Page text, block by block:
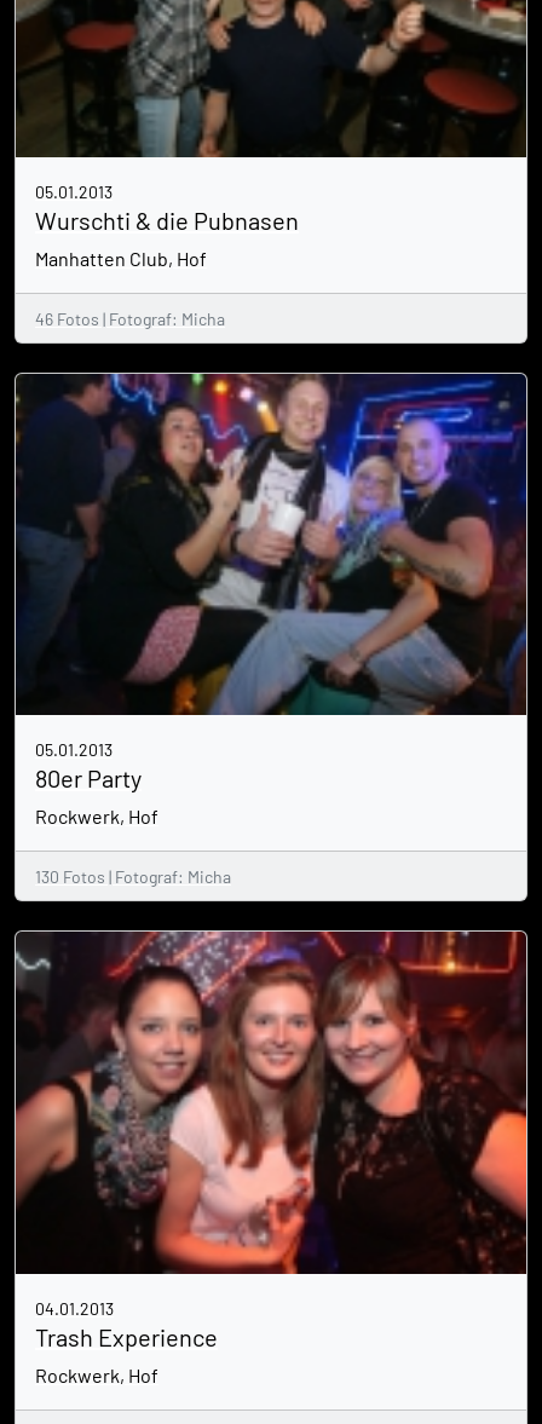
05.01.2013
Wurschti & die Pubnasen
Manhatten Club, Hof
46 Fotos | Fotograf: Micha
05.01.2013
80er Party
Rockwerk, Hof
130 Fotos | Fotograf: Micha
04.01.2013
Trash Experience
Rockwerk, Hof